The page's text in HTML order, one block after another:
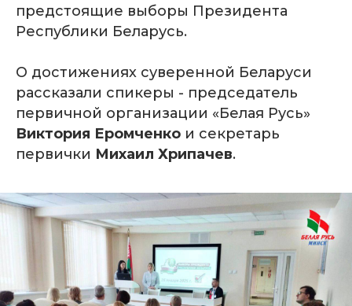
предстоящие выборы Президента
Республики Беларусь.
О достижениях суверенной Беларуси
рассказали спикеры - председатель
первичной организации «Белая Русь»
Виктория Еромченко и секретарь
первички Михаил Хрипачев.